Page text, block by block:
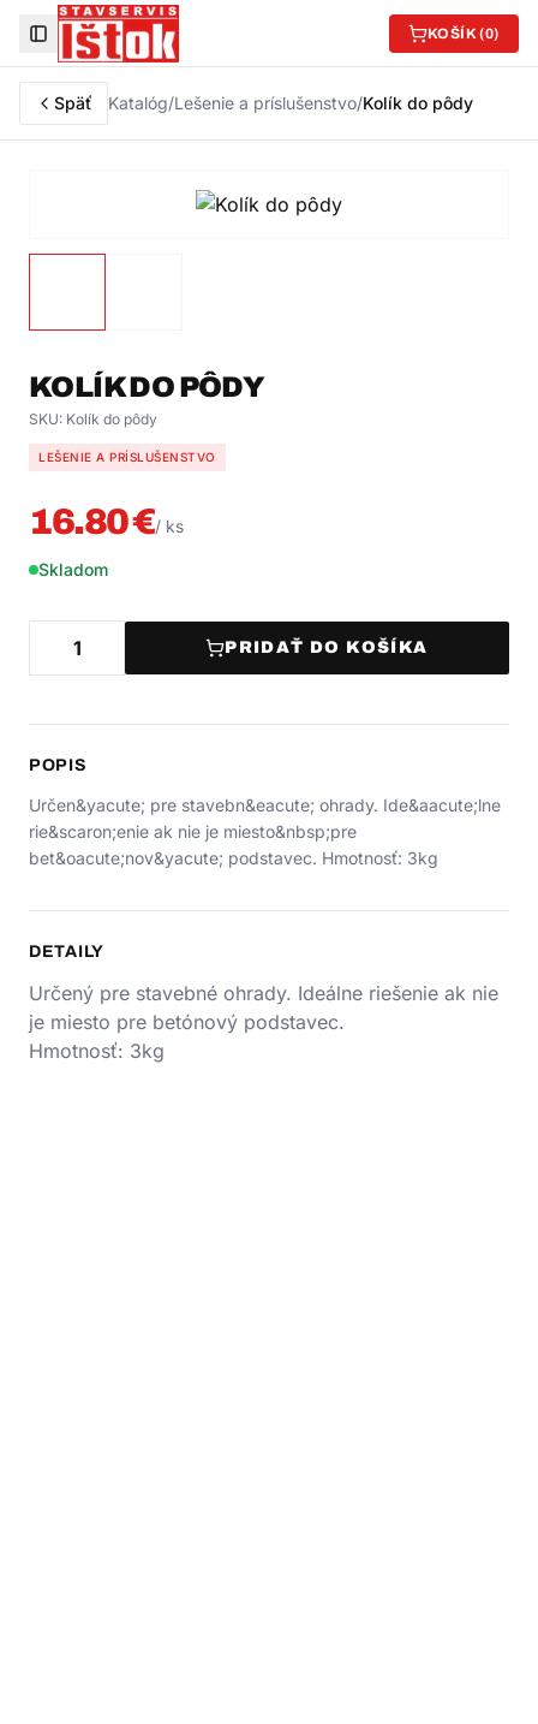
Toggle Sidebar KOŠÍK (0)
Späť Katalóg/Lešenie a príslušenstvo/Kolík do pôdy
KOLÍK DO PÔDY
SKU: Kolík do pôdy
LEŠENIE A PRÍSLUŠENSTVO
16.80€/ ks
Skladom
PRIDAŤ DO KOŠÍKA
POPIS
Určen&yacute; pre stavebn&eacute; ohrady. Ide&aacute;lne
rie&scaron;enie ak nie je miesto&nbsp;pre
bet&oacute;nov&yacute; podstavec. Hmotnosť: 3kg
DETAILY
Určený pre stavebné ohrady. Ideálne riešenie ak nie
je miesto pre betónový podstavec.
Hmotnosť: 3kg